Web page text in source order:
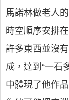
馬諾林做老人
時空順序安排
許多東西並沒
成，達到“一石
中體現了他作